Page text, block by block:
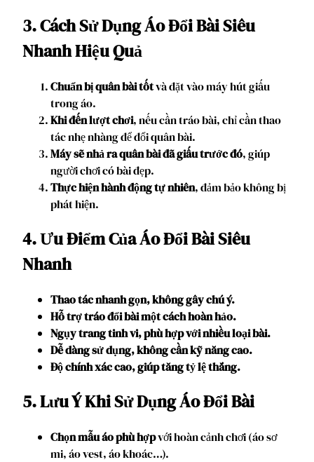
3. Cách Sử Dụng Áo Đổi Bài Siêu
Nhanh Hiệu Quả
Chuẩn bị quân bài tốtvà đặt vào máy hút giấu
trong áo.
Khi đến lượt chơi, nếu cần tráo bài, chỉ cần thao
tác nhẹ nhàng để đổi quân bài.
Máy sẽ nhả ra quân bài đã giấu trước đó, giúp
người chơi có bài đẹp.
Thực hiện hành động tự nhiên, đảm bảo không bị
phát hiện.
4. Ưu Điểm Của Áo Đổi Bài Siêu
Nhanh
Thao tác nhanh gọn, không gây chú ý.
Hỗ trợ tráo đổi bài một cách hoàn hảo.
Ngụy trang tinh vi, phù hợp với nhiều loại bài.
Dễ dàng sử dụng, không cần kỹ năng cao.
Độ chính xác cao, giúp tăng tỷ lệ thắng.
5. Lưu Ý Khi Sử Dụng Áo Đổi Bài
Chọn mẫu áo phù hợpvới hoàn cảnh chơi (áo sơ
mi, áo vest, áo khoác…).